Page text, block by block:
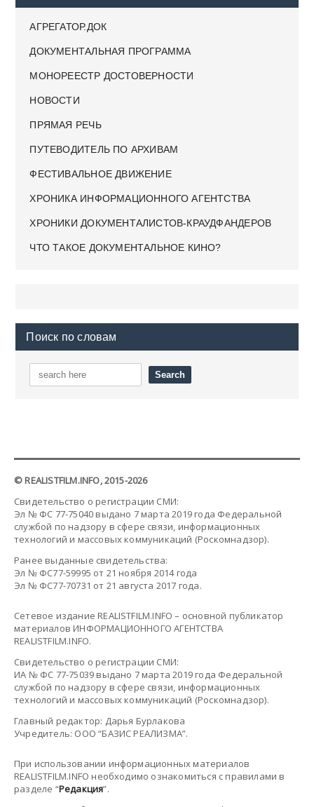
АГРЕГАТОР.ДОК
ДОКУМЕНТАЛЬНАЯ ПРОГРАММА
МОНОРЕЕСТР ДОСТОВЕРНОСТИ
НОВОСТИ
ПРЯМАЯ РЕЧЬ
ПУТЕВОДИТЕЛЬ ПО АРХИВАМ
ФЕСТИВАЛЬНОЕ ДВИЖЕНИЕ
ХРОНИКА ИНФОРМАЦИОННОГО АГЕНТСТВА
ХРОНИКИ ДОКУМЕНТАЛИСТОВ-КРАУДФАНДЕРОВ
ЧТО ТАКОЕ ДОКУМЕНТАЛЬНОЕ КИНО?
Поиск по словам
© REALISTFILM.INFO, 2015-2026
Свидетельство о регистрации СМИ:
Эл № ФС 77-75040 выдано 7 марта 2019 года Федеральной
службой по надзору в сфере связи, информационных
технологий и массовых коммуникаций (Роскомнадзор).
Ранее выданные свидетельства:
Эл № ФС77-59995 от 21 ноября 2014 года
Эл № ФС77-70731 от 21 августа 2017 года.
Сетевое издание REALISTFILM.INFO – основной публикатор
материалов ИНФОРМАЦИОННОГО АГЕНТСТВА
REALISTFILM.INFO.
Свидетельство о регистрации СМИ:
ИА № ФС 77-75039 выдано 7 марта 2019 года Федеральной
службой по надзору в сфере связи, информационных
технологий и массовых коммуникаций (Роскомнадзор).
Главный редактор: Дарья Бурлакова
Учредитель: ООО “БАЗИС РЕАЛИЗМА”.
При использовании информационных материалов
REALISTFILM.INFO необходимо ознакомиться с правилами в
разделе “Редакция”.